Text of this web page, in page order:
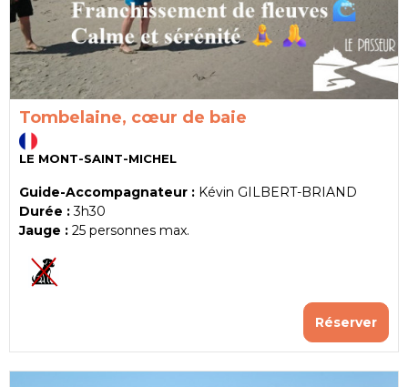
Tombelaine, cœur de baie
LE MONT-SAINT-MICHEL
Guide-Accompagnateur : Kévin GILBERT-BRIAND
Durée : 3h30
Jauge : 25 personnes max.
Réserver